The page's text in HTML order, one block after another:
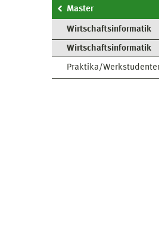
Master
Wirtschaftsinformatik
Wirtschaftsinformatik
Praktika/